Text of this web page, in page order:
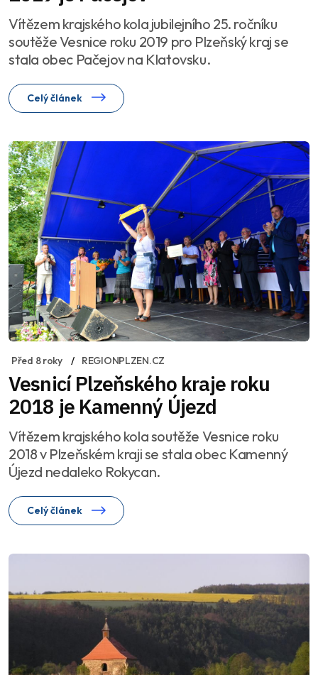
Vítězem krajského kola jubilejního 25. ročníku
soutěže Vesnice roku 2019 pro Plzeňský kraj se
stala obec Pačejov na Klatovsku.
Celý článek
Před 8 roky REGIONPLZEN.CZ
Vesnicí Plzeňského kraje roku
2018 je Kamenný Újezd
Vítězem krajského kola soutěže Vesnice roku
2018 v Plzeňském kraji se stala obec Kamenný
Újezd nedaleko Rokycan.
Celý článek